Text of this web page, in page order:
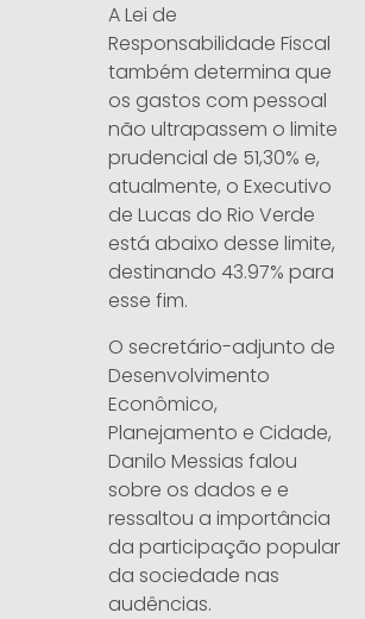
A Lei de
Responsabilidade Fiscal
também determina que
os gastos com pessoal
não ultrapassem o limite
prudencial de 51,30% e,
atualmente, o Executivo
de Lucas do Rio Verde
está abaixo desse limite,
destinando 43.97% para
esse fim.
O secretário-adjunto de
Desenvolvimento
Econômico,
Planejamento e Cidade,
Danilo Messias falou
sobre os dados e e
ressaltou a importância
da participação popular
da sociedade nas
audências.